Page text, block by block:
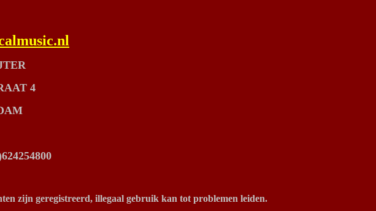
4
zijn geregistreerd, illegaal gebruik kan tot problemen leiden.